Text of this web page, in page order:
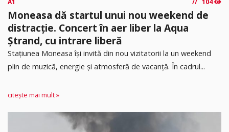
Moneasa dă startul unui nou weekend de
distracție. Concert în aer liber la Aqua
Ștrand, cu intrare liberă
Stațiunea Moneasa își invită din nou vizitatorii la un weekend
plin de muzică, energie și atmosferă de vacanță. În cadrul...
citește mai mult »